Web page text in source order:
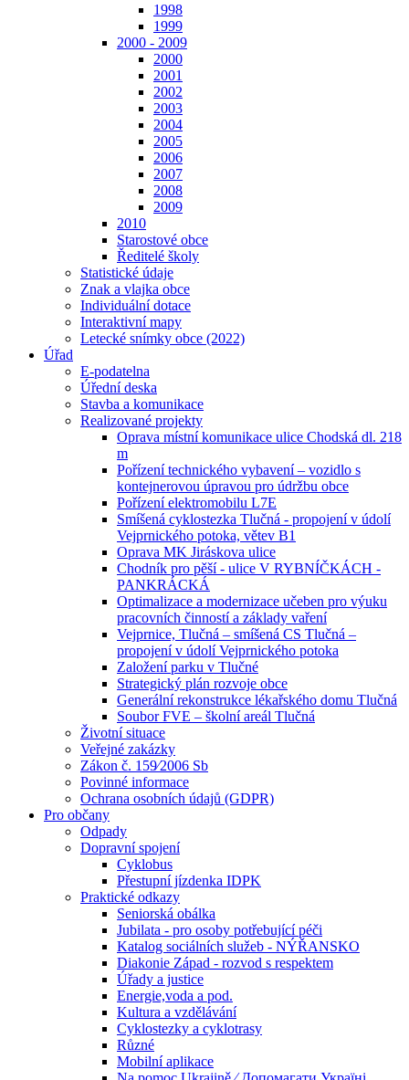
1998
1999
2000 - 2009
2000
2001
2002
2003
2004
2005
2006
2007
2008
2009
2010
Starostové obce
Ředitelé školy
Statistické údaje
Znak a vlajka obce
Individuální dotace
Interaktivní mapy
Letecké snímky obce (2022)
Úřad
E-podatelna
Úřední deska
Stavba a komunikace
Realizované projekty
Oprava místní komunikace ulice Chodská dl. 218
m
Pořízení technického vybavení – vozidlo s
kontejnerovou úpravou pro údržbu obce
Pořízení elektromobilu L7E
Smíšená cyklostezka Tlučná - propojení v údolí
Vejprnického potoka, větev B1
Oprava MK Jiráskova ulice
Chodník pro pěší - ulice V RYBNÍČKÁCH -
PANKRÁCKÁ
Optimalizace a modernizace učeben pro výuku
pracovních činností a základy vaření
Vejprnice, Tlučná – smíšená CS Tlučná –
propojení v údolí Vejprnického potoka
Založení parku v Tlučné
Strategický plán rozvoje obce
Generální rekonstrukce lékařského domu Tlučná
Soubor FVE – školní areál Tlučná
Životní situace
Veřejné zakázky
Zákon č. 159⁄2006 Sb
Povinné informace
Ochrana osobních údajů (GDPR)
Pro občany
Odpady
Dopravní spojení
Cyklobus
Přestupní jízdenka IDPK
Praktické odkazy
Seniorská obálka
Jubilata - pro osoby potřebující péči
Katalog sociálních služeb - NÝŘANSKO
Diakonie Západ - rozvod s respektem
Úřady a justice
Energie,voda a pod.
Kultura a vzdělávání
Cyklostezky a cyklotrasy
Různé
Mobilní aplikace